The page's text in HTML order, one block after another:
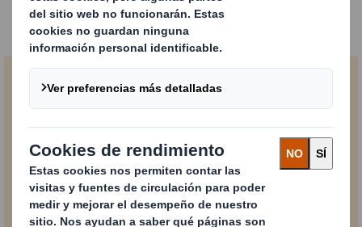
Vista previa de la guía
Práctico, sostenible, sorprendente y más.
Descubre las principales tendencias del
packaging en e-Commerce